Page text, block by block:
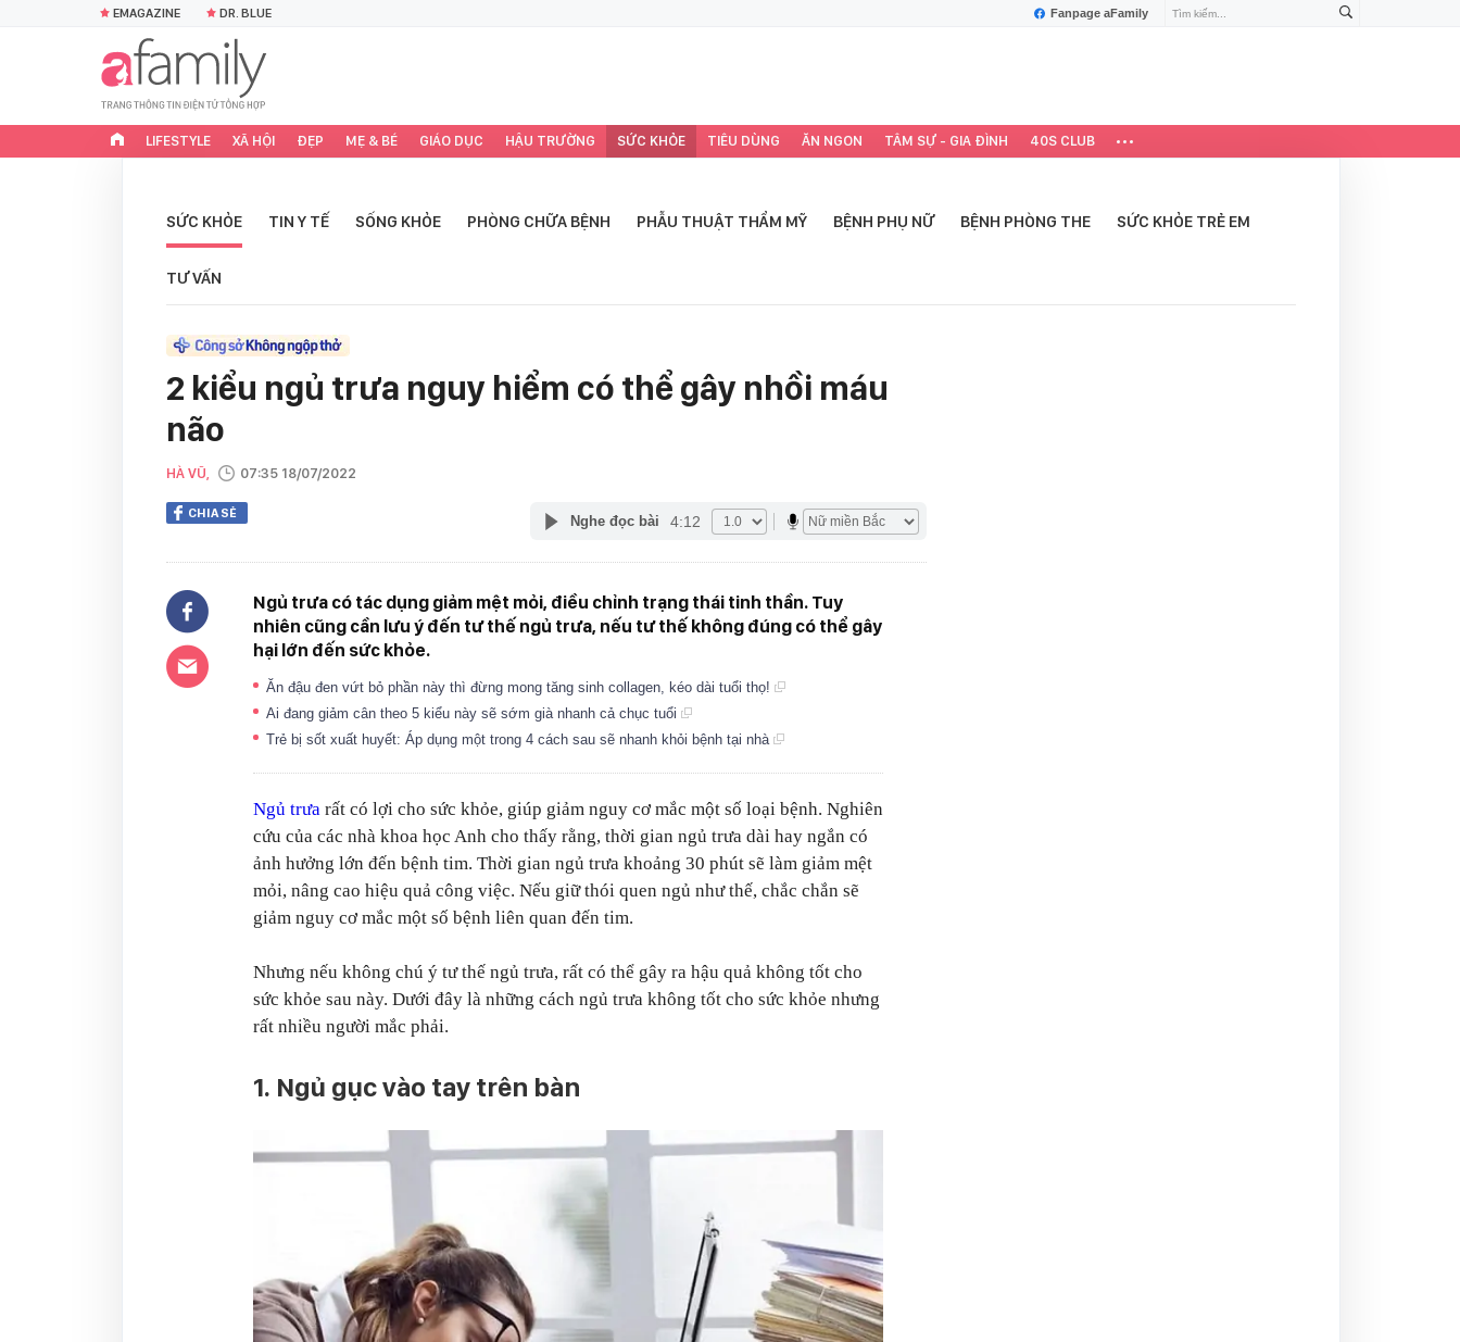
Fanpage aFamily
EMAGAZINE DR. BLUE
LIFESTYLE XÃ HỘI ĐẸP MẸ & BÉ GIÁO DỤC HẬU TRƯỜNG SỨC KHỎE TIÊU DÙNG ĂN NGON TÂM SỰ - GIA ĐÌNH 40S CLUB
SỨC KHỎE TIN Y TẾ SỐNG KHỎE PHÒNG CHỮA BỆNH PHẪU THUẬT THẨM MỸ BỆNH PHỤ NỮ BỆNH PHÒNG THE SỨC KHỎE TRẺ EM
TƯ VẤN
2 kiểu ngủ trưa nguy hiểm có thể gây nhồi máu
não
HÀ VŨ, 07:35 18/07/2022
CHIA SẺ Nghe đọc bài 4:12
Ngủ trưa có tác dụng giảm mệt mỏi, điều chỉnh trạng thái tinh thần. Tuy
nhiên cũng cần lưu ý đến tư thế ngủ trưa, nếu tư thế không đúng có thể gây
hại lớn đến sức khỏe.
Ăn đậu đen vứt bỏ phần này thì đừng mong tăng sinh collagen, kéo dài tuổi thọ!
Ai đang giảm cân theo 5 kiểu này sẽ sớm già nhanh cả chục tuổi
Trẻ bị sốt xuất huyết: Áp dụng một trong 4 cách sau sẽ nhanh khỏi bệnh tại nhà
Ngủ trưa rất có lợi cho sức khỏe, giúp giảm nguy cơ mắc một số loại bệnh. Nghiên
cứu của các nhà khoa học Anh cho thấy rằng, thời gian ngủ trưa dài hay ngắn có
ảnh hưởng lớn đến bệnh tim. Thời gian ngủ trưa khoảng 30 phút sẽ làm giảm mệt
mỏi, nâng cao hiệu quả công việc. Nếu giữ thói quen ngủ như thế, chắc chắn sẽ
giảm nguy cơ mắc một số bệnh liên quan đến tim.
Nhưng nếu không chú ý tư thế ngủ trưa, rất có thể gây ra hậu quả không tốt cho
sức khỏe sau này. Dưới đây là những cách ngủ trưa không tốt cho sức khỏe nhưng
rất nhiều người mắc phải.
1. Ngủ gục vào tay trên bàn